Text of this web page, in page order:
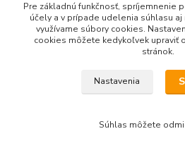
eshop@muckynutz.sk
MUCKYNUTZ je chránená
Pre základnú funkčnosť, spríjemnenie
účely a v prípade udelenia súhlasu
využívame súbory cookies.
cookies môžete kedykoľvek upraviť
stránok.
Nastavenia
Súhlas môžete